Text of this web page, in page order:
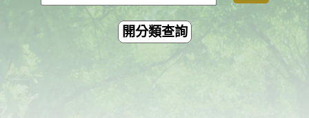
開分類查詢